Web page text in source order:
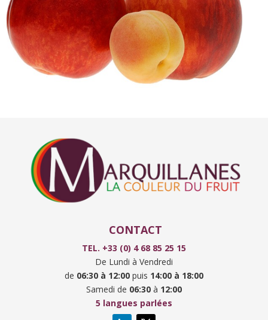
CONTACT
TEL. +33 (0) 4 68 85 25 15
De Lundi à Vendredi
de 06:30 à 12:00puis 14:00 à 18:00
Samedi de 06:30 à 12:00
5 langues parlées